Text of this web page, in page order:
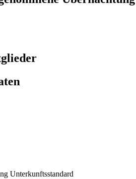
Unterkunftsstandard